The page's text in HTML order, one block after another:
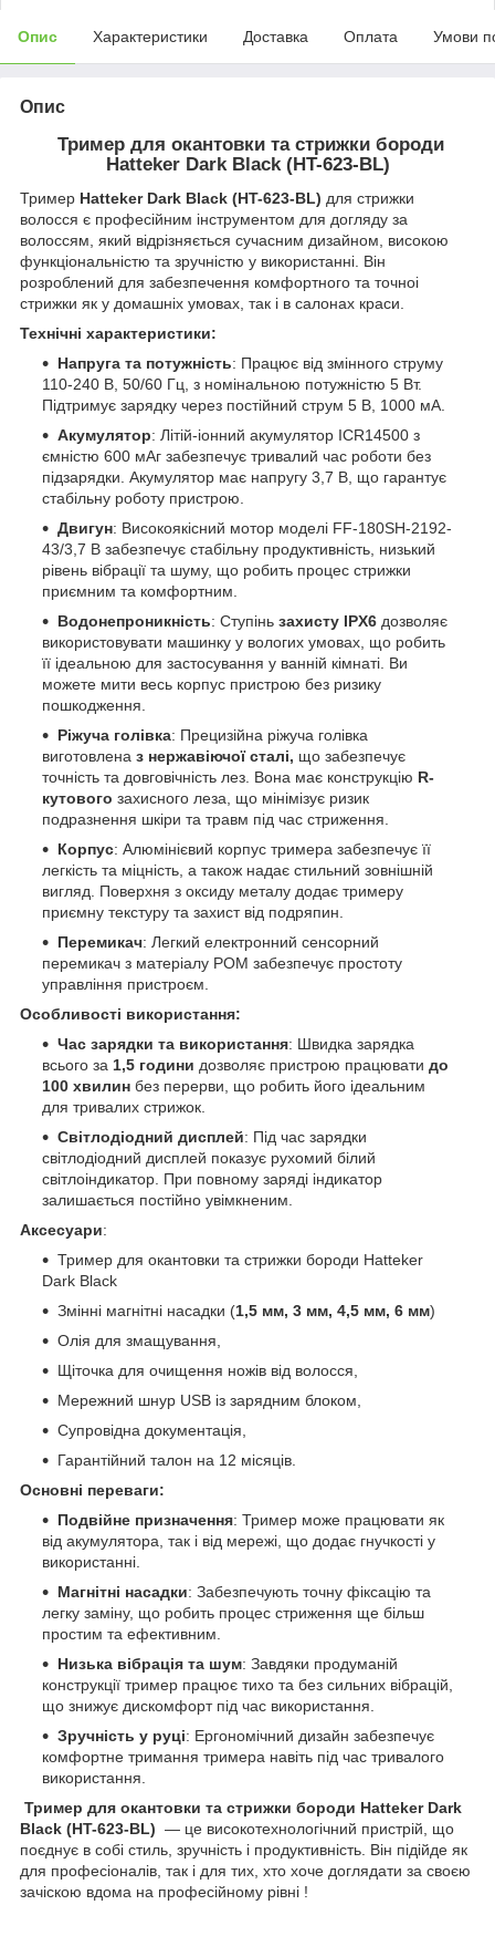
Опис Характеристики Доставка Оплата Умови
Опис
Тример для окантовки та стрижки бороди
Hatteker Dark Black (HT-623-BL)
Тример Hatteker Dark Black (HT-623-BL) для стрижки
волосся є професійним інструментом для догляду за
волоссям, який відрізняється сучасним дизайном, високою
функціональністю та зручністю у використанні. Він
розроблений для забезпечення комфортного та точноі
стрижки як у домашніх умовах, так і в салонах краси.
Технічні характеристики:
Напруга та потужність: Працює від змінного струму
110-240 В, 50/60 Гц, з номінальною потужністю 5 Вт.
Підтримує зарядку через постійний струм 5 В, 1000 мА.
Акумулятор: Літій-іонний акумулятор ICR14500 з
ємністю 600 мАг забезпечує тривалий час роботи без
підзарядки. Акумулятор має напругу 3,7 В, що гарантує
стабільну роботу пристрою.
Двигун: Високоякісний мотор моделі FF-180SH-2192-
43/3,7 В забезпечує стабільну продуктивність, низький
рівень вібрації та шуму, що робить процес стрижки
приємним та комфортним.
Водонепроникність: Ступінь захисту IPX6 дозволяє
використовувати машинку у вологих умовах, що робить
її ідеальною для застосування у ванній кімнаті. Ви
можете мити весь корпус пристрою без ризику
пошкодження.
Ріжуча голівка: Прецизійна ріжуча голівка
виготовлена з нержавіючої сталі, що забезпечує
точність та довговічність лез. Вона має конструкцію R-
кутового захисного леза, що мінімізує ризик
подразнення шкіри та травм під час стриження.
Корпус: Алюмінієвий корпус тримера забезпечує її
легкість та міцність, а також надає стильний зовнішній
вигляд. Поверхня з оксиду металу додає тримеру
приємну текстуру та захист від подряпин.
Перемикач: Легкий електронний сенсорний
перемикач з матеріалу POM забезпечує простоту
управління пристроєм.
Особливості використання:
Час зарядки та використання: Швидка зарядка
всього за 1,5 години дозволяє пристрою працювати до
100 хвилин без перерви, що робить його ідеальним
для тривалих стрижок.
Світлодіодний дисплей: Під час зарядки
світлодіодний дисплей показує рухомий білий
світлоіндикатор. При повному заряді індикатор
залишається постійно увімкненим.
Аксесуари:
Тример для окантовки та стрижки бороди Hatteker
Dark Black
Змінні магнітні насадки (1,5 мм, 3 мм, 4,5 мм, 6 мм)
Олія для змащування,
Щіточка для очищення ножів від волосся,
Мережний шнур USB із зарядним блоком,
Супровідна документація,
Гарантійний талон на 12 місяців.
Основні переваги:
Подвійне призначення: Тример може працювати як
від акумулятора, так і від мережі, що додає гнучкості у
використанні.
Магнітні насадки: Забезпечують точну фіксацію та
легку заміну, що робить процес стриження ще більш
простим та ефективним.
Низька вібрація та шум: Завдяки продуманій
конструкції тример працює тихо та без сильних вібрацій,
що знижує дискомфорт під час використання.
Зручність у руці: Ергономічний дизайн забезпечує
комфортне тримання тримера навіть під час тривалого
використання.
Тример для окантовки та стрижки бороди Hatteker Dark
Black (HT-623-BL) — це високотехнологічний пристрій, що
поєднує в собі стиль, зручність і продуктивність. Він підійде як
для професіоналів, так і для тих, хто хоче доглядати за своєю
зачіскою вдома на професійному рівні !